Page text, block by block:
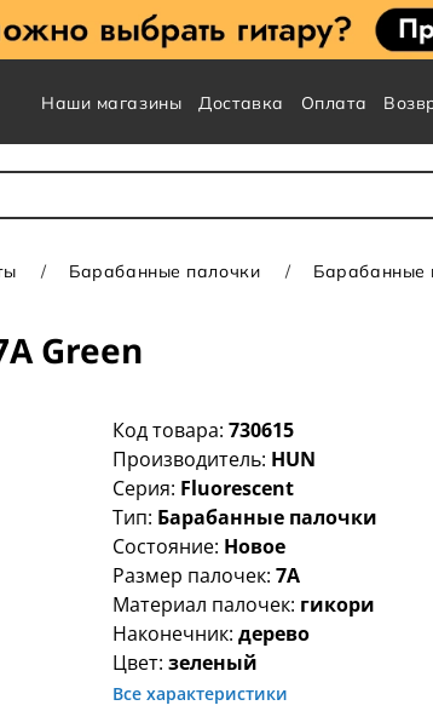
Наши магазины Доставка Оплата
Барабанные палочки Барабанные
Green
Код товара:730615
Производитель: HUN
Серия: Fluorescent
Тип: Барабанные палочки
Состояние: Новое
Размер палочек:7A
Материал палочек: гикори
Наконечник:дерево
Цвет:зеленый
Все характеристики